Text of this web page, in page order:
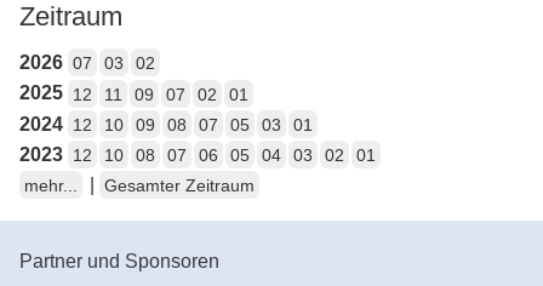
Zeitraum
2026 07 03 02
2025 12 11 09 07 02 01
2024 12 10 09 08 07 05 03 01
2023 12 10 08 07 06 05 04 03 02
01
mehr...
Gesamter Zeitraum
Partner und Sponsoren